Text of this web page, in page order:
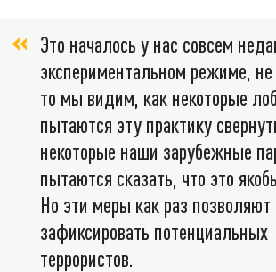
Это началось у нас совсем
экспериментальном режиме,
то мы видим, как некоторые
пытаются эту практику
некоторые наши зарубежные
пытаются сказать, что это
Но эти меры как раз позволяют
зафиксировать потенциальных
террористов.